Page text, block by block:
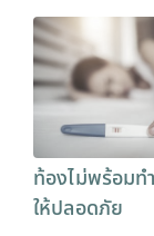
ท้องไม่พร้อมท
ให้ปลอดภัย